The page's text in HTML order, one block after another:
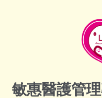
敏惠醫護管